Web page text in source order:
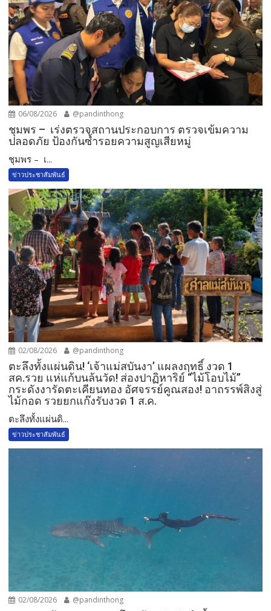
06/08/2026 @pandinthong
ชุมพร – เร่งตรวจสถานประกอบการ ตรวจเข้มความ
ปลอดภัย ป้องกันซ้ำรอยความสูญเสียหมู่
ชุมพร – เ...
ข่าวประชาสัมพันธ์
02/08/2026 @pandinthong
ตะลึงทั้งแผ่นดิน! ‘เจ้าแม่สบันงา’ แผลงฤทธิ์ งวด 1
สค.รวย แห่แก้บนล้นวัด!​ ส่องปาฏิหาริย์ “ไม้โอบไม้”
กระดังงารัดตะเคียนทอง อัศจรรย์คูณสอง! อาถรรพ์สิงสู่
ไม้กอด รวยยกแก๊งรับงวด 1 ส.ค.​
​ตะลึงทั้งแผ่นดิ...
ข่าวประชาสัมพันธ์
02/08/2026 @pandinthong